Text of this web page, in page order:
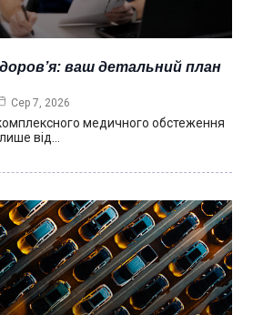
ваш детальний план
Сер 7, 2026
медичного обстеження
від…